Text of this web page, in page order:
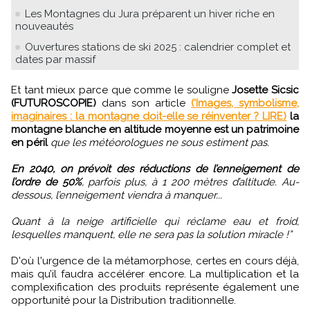
Les Montagnes du Jura préparent un hiver riche en
nouveautés
Ouvertures stations de ski 2025 : calendrier complet et
dates par massif
Et tant mieux parce que comme le souligneJosette Sicsic
(FUTUROSCOPIE) dans son article (‘Images, symbolisme,
imaginaires : la montagne doit-elle se réinventer ? LIRE) la
montagne blanche en altitude moyenne est un patrimoine
en péril que les météorologues ne sous estiment pas.
En 2040, on prévoit des réductions de l’enneigement de
l’ordre de 50%, parfois plus, à 1 200 mètres d’altitude. Au-
dessous, l’enneigement viendra à manquer...
Quant à la neige artificielle qui réclame eau et froid,
lesquelles manquent, elle ne sera pas la solution miracle !”
D'où l'urgence de la métamorphose, certes en cours déjà,
mais qu’il faudra accélérer encore. La multiplication et la
complexification des produits représente également une
opportunité pour la Distribution traditionnelle.